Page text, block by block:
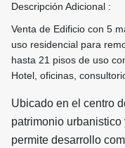
Descripción Adicional :
Venta de Edificio con 5
uso residencial para
hasta 21 pisos de uso
Hotel, oficinas,
Ubicado en el centro
patrimonio urbanistico
permite desarrollo